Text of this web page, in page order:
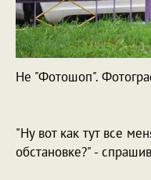
Не "Фотошоп".
"Ну вот как тут все
обстановке?" -